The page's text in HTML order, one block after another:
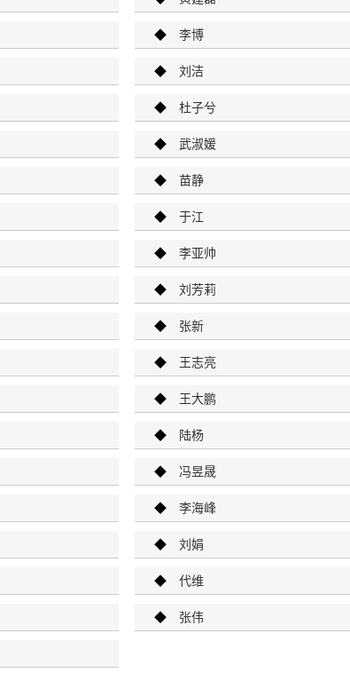
◆李博
◆刘洁
◆杜子兮
◆武淑媛
◆苗静
◆于江
◆李亚帅
◆刘芳莉
◆ 张新
◆ 王志亮
◆ 王大鹏
◆ 陆杨
◆ 冯昱晟
◆李海峰
◆刘娟
◆代维
◆ 张伟